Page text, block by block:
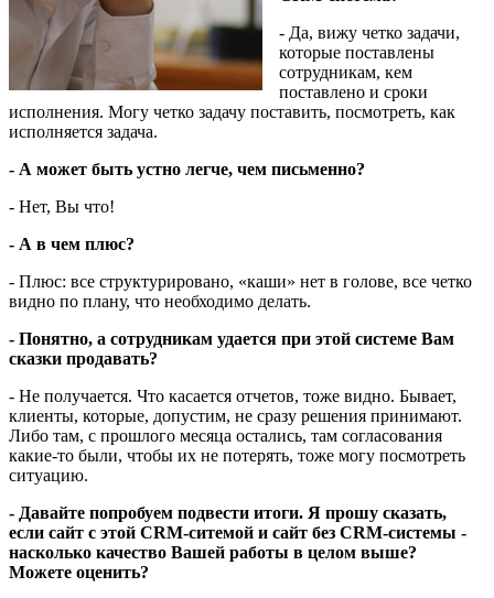
- Да, вижу четко задачи,
которые поставлены
сотрудникам, кем
поставлено и сроки
исполнения. Могу четко задачу поставить, посмотреть, как
исполняется задача.
- А может быть устно легче, чем письменно?
- Нет, Вы что!
- А в чем плюс?
- Плюс: все структурировано, «каши» нет в голове, все четко
видно по плану, что необходимо делать.
- Понятно, а сотрудникам удается при этой системе Вам
сказки продавать?
- Не получается. Что касается отчетов, тоже видно. Бывает,
клиенты, которые, допустим, не сразу решения принимают.
Либо там, с прошлого месяца остались, там согласования
какие-то были, чтобы их не потерять, тоже могу посмотреть
ситуацию.
- Давайте попробуем подвести итоги. Я прошу сказать,
если сайт с этой CRM-ситемой и сайт без CRM-системы -
насколько качество Вашей работы в целом выше?
Можете оценить?